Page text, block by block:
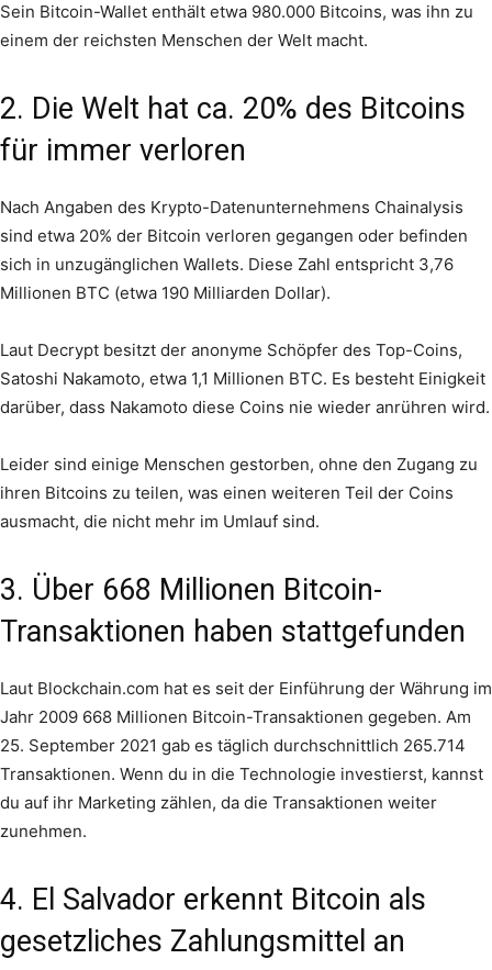
Sein Bitcoin-Wallet enthält etwa 980.000 Bitcoins, was ihn zu
einem der reichsten Menschen der Welt macht.
2. Die Welt hat ca. 20% des Bitcoins
für immer verloren
Nach Angaben des Krypto-Datenunternehmens Chainalysis
sind etwa 20% der Bitcoin verloren gegangen oder befinden
sich in unzugänglichen Wallets. Diese Zahl entspricht 3,76
Millionen BTC (etwa 190 Milliarden Dollar).
Laut Decrypt besitzt der anonyme Schöpfer des Top-Coins,
Satoshi Nakamoto, etwa 1,1 Millionen BTC. Es besteht Einigkeit
darüber, dass Nakamoto diese Coins nie wieder anrühren wird.
Leider sind einige Menschen gestorben, ohne den Zugang zu
ihren Bitcoins zu teilen, was einen weiteren Teil der Coins
ausmacht, die nicht mehr im Umlauf sind.
3. Über 668 Millionen Bitcoin-
Transaktionen haben stattgefunden
Laut Blockchain.com hat es seit der Einführung der Währung im
Jahr 2009 668 Millionen Bitcoin-Transaktionen gegeben. Am
25. September 2021 gab es täglich durchschnittlich 265.714
Transaktionen. Wenn du in die Technologie investierst, kannst
du auf ihr Marketing zählen, da die Transaktionen weiter
zunehmen.
4. El Salvador erkennt Bitcoin als
gesetzliches Zahlungsmittel an